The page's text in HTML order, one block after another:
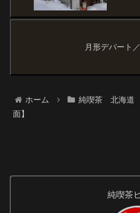
月形デパート
ホーム 純喫茶 北海道
面】
純喫茶